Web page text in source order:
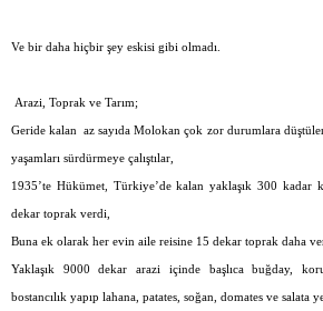
Ve bir daha hiçbir şey eskisi gibi olmadı.
Arazi, Toprak ve Tarım;
Geride kalan az sayıda Molokan çok zor durumlara
yaşamları sürdürmeye çalıştılar,
1935’te Hükümet, Türkiye’de kalan yaklaşık 300 kadar
dekar toprak verdi,
Buna ek olarak her evin aile reisine 15 dekar toprak daha
Yaklaşık 9000 dekar arazi içinde başlıca buğday,
bostancılık yapıp lahana, patates, soğan, domates ve salata